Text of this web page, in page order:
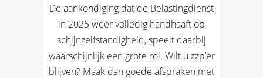
De aankondiging dat de Belastingdienst
in 2025 weer volledig handhaaft op
schijnzelfstandigheid, speelt daarbij
waarschijnlijk een grote rol. Wilt u zzp’er
blijven? Maak dan goede afspraken met